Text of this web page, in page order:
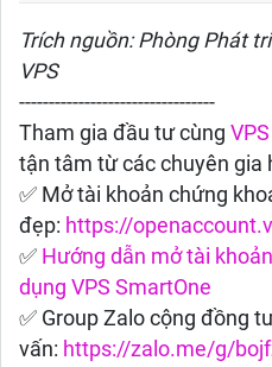
Trích nguồn: Phòng Phát
VPS
---------------------------------
Tham gia đầu tư cùng VPS
tận tâm từ các chuyên gia
✅ Mở tài khoản chứng
đẹp: https://
✅ Hướng dẫn mở tài
dụng VPS SmartOne
✅ Group Zalo cộng đồng
vấn: https://zalo.me/g/